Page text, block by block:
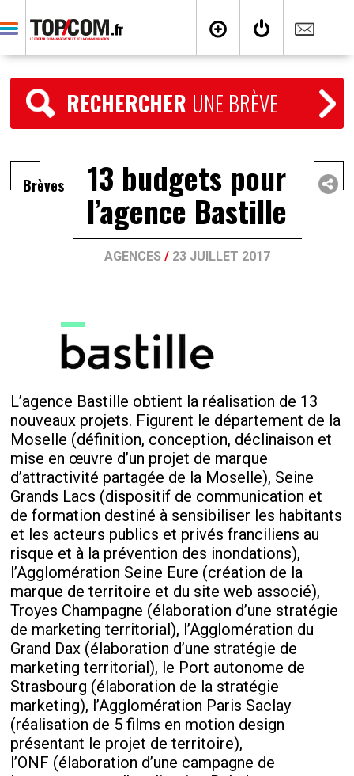
RECHERCHER UNE BRÈVE
Brèves 13 budgets pour
l’agence Bastille
AGENCES / 23 JUILLET 2017
L’agence Bastille obtient la réalisation de 13
nouveaux projets. Figurent le département de la
Moselle (définition, conception, déclinaison et
mise en œuvre d’un projet de marque
d’attractivité partagée de la Moselle), Seine
Grands Lacs (dispositif de communication et
de formation destiné à sensibiliser les habitants
et les acteurs publics et privés franciliens au
risque et à la prévention des inondations),
l’Agglomération Seine Eure (création de la
marque de territoire et du site web associé),
Troyes Champagne (élaboration d’une stratégie
de marketing territorial), l’Agglomération du
Grand Dax (élaboration d’une stratégie de
marketing territorial), le Port autonome de
Strasbourg (élaboration de la stratégie
marketing), l’Agglomération Paris Saclay
(réalisation de 5 films en motion design
présentant le projet de territoire),
l’ONF (élaboration d’une campagne de